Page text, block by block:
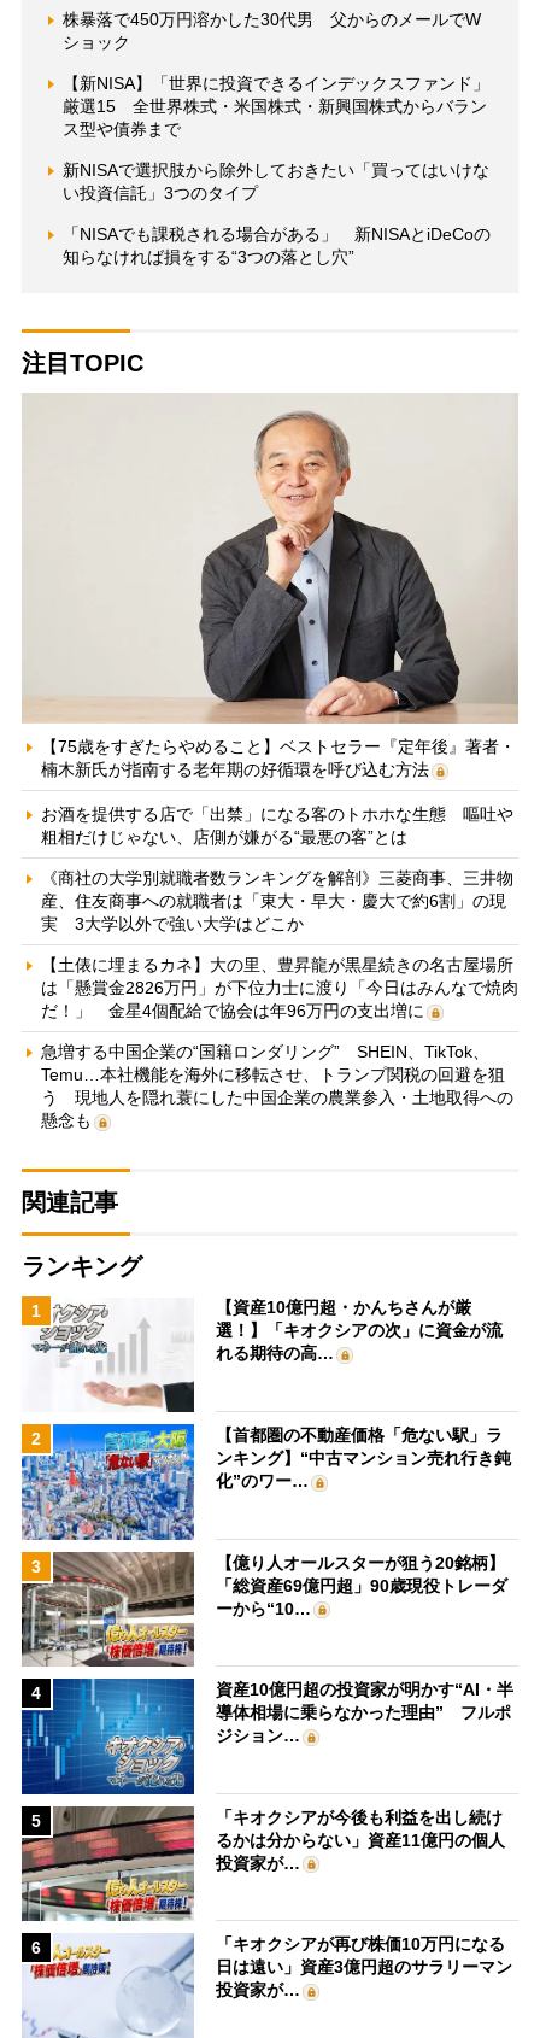
株暴落で450万円溶かした30代男 父からのメールでW
ショック
【新NISA】「世界に投資できるインデックスファンド」
厳選15 全世界株式・米国株式・新興国株式からバラン
ス型や債券まで
新NISAで選択肢から除外しておきたい「買ってはいけな
い投資信託」3つのタイプ
「NISAでも課税される場合がある」 新NISAとiDeCoの
知らなければ損をする“3つの落とし穴”
注目TOPIC
【75歳をすぎたらやめること】ベストセラー『定年後』著者・
楠木新氏が指南する老年期の好循環を呼び込む方法
お酒を提供する店で「出禁」になる客のトホホな生態 嘔吐や
粗相だけじゃない、店側が嫌がる“最悪の客”とは
《商社の大学別就職者数ランキングを解剖》三菱商事、三井物
産、住友商事への就職者は「東大・早大・慶大で約6割」の現
実 3大学以外で強い大学はどこか
【土俵に埋まるカネ】大の里、豊昇龍が黒星続きの名古屋場所
は「懸賞金2826万円」が下位力士に渡り「今日はみんなで焼肉
だ！」 金星4個配給で協会は年96万円の支出増に
急増する中国企業の“国籍ロンダリング” SHEIN、TikTok、
Temu…本社機能を海外に移転させ、トランプ関税の回避を狙
う 現地人を隠れ蓑にした中国企業の農業参入・土地取得への
懸念も
関連記事
ランキング
1
【資産10億円超・かんちさんが厳
選！】「キオクシアの次」に資金が流
れる期待の高…
2
【首都圏の不動産価格「危ない駅」ラ
ンキング】“中古マンション売れ行き鈍
化”のワー…
3
【億り人オールスターが狙う20銘柄】
「総資産69億円超」90歳現役トレーダ
ーから“10…
4
資産10億円超の投資家が明かす“AI・半
導体相場に乗らなかった理由” フルポ
ジション…
5
「キオクシアが今後も利益を出し続け
るかは分からない」資産11億円の個人
投資家が…
6
「キオクシアが再び株価10万円になる
日は遠い」資産3億円超のサラリーマン
投資家が…